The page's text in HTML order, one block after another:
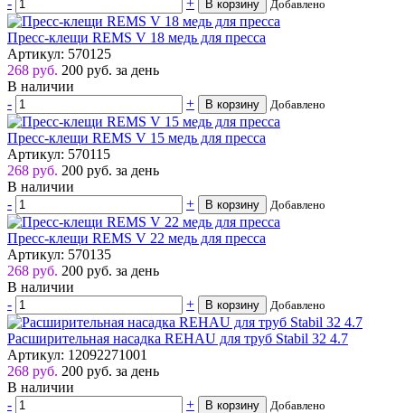
В корзину Добавлено
Пресс-клещи REMS V 18 медь для пресса
Артикул: 570125
268 руб. 200 руб. за день
В наличии
-
+ В корзину Добавлено
Пресс-клещи REMS V 15 медь для пресса
Артикул: 570115
268 руб. 200 руб. за день
В наличии
-
+ В корзину Добавлено
Пресс-клещи REMS V 22 медь для пресса
Артикул: 570135
268 руб. 200 руб. за день
В наличии
-
+ В корзину Добавлено
Расширительная насадка REHAU для труб Stabil 32 4.7
Артикул: 12092271001
268 руб. 200 руб. за день
В наличии
-
+ В корзину Добавлено